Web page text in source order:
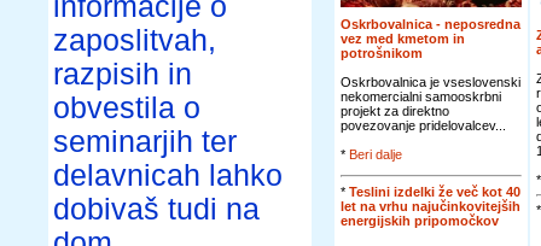
informacije o
zaposlitvah,
razpisih in
obvestila o
seminarjih ter
delavnicah lahko
dobivaš tudi na
Oskrbovalnica - neposredna
vez med kmetom in
potrošnikom
Oskrbovalnica je vseslovenski
nekomercialni samooskrbni
projekt za direktno
povezovanje pridelovalcev...
* Beri dalje
* Teslini izdelki že več kot 40
let na vrhu najučinkovitejših
energijskih pripomočkov